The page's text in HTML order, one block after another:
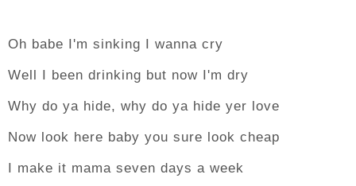
Oh babe I'm sinking I wanna cry
Well I been drinking but now I'm dry
Why do ya hide, why do ya hide yer love
Now look here baby you sure look cheap
I make it mama seven days a week